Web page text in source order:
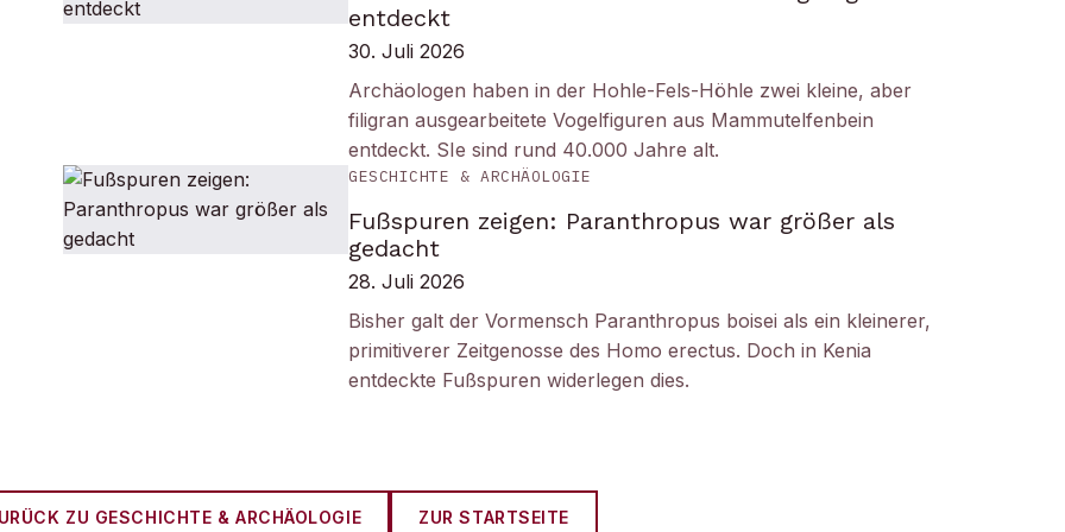
entdeckt
30. Juli 2026
Archäologen haben in der Hohle-Fels-Höhle zwei kleine, aber
filigran ausgearbeitete Vogelfiguren aus Mammutelfenbein
entdeckt. SIe sind rund 40.000 Jahre alt.
GESCHICHTE & ARCHÄOLOGIE
Fußspuren zeigen: Paranthropus war größer als
gedacht
28. Juli 2026
Bisher galt der Vormensch Paranthropus boisei als ein kleinerer,
primitiverer Zeitgenosse des Homo erectus. Doch in Kenia
entdeckte Fußspuren widerlegen dies.
ZU GESCHICHTE & ARCHÄOLOGIE ZUR STARTSEITE